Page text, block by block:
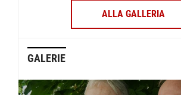
ALLA GALLERIA
GALERIE